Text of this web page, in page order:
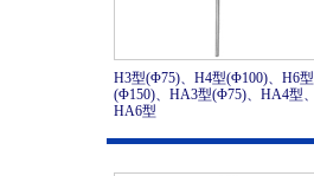
H3型(Φ75)、H4型(Φ100)、H6型
(Φ150)、HA3型(Φ75)、HA4型、
HA6型